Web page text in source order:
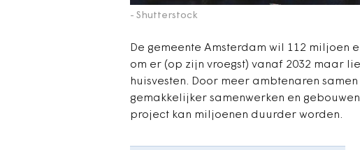
- Shutterstock
De gemeente Amsterdam wil 112 miljoen
om er (op zijn vroegst) vanaf 2032 maar
huisvesten. Door meer ambtenaren
gemakkelijker samenwerken en
project kan miljoenen duurder worden.